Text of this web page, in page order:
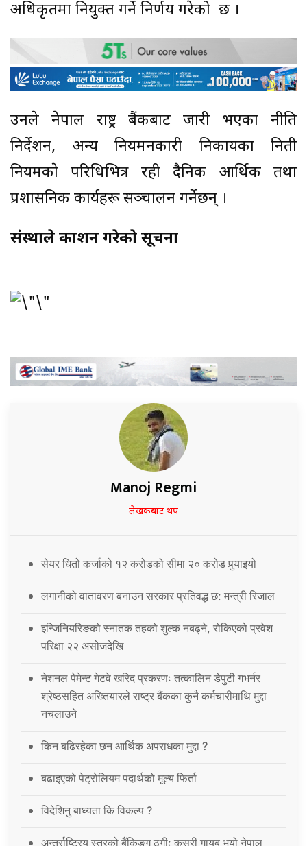
अधिकृतमा नियुक्त गर्ने निर्णय गरेको छ ।
उनले नेपाल राष्ट्र बैंकबाट जारी भएका नीति
निर्देशन, अन्य नियमनकारी निकायका निती
नियमकाे परिधिभित्र रही दैनिक आर्थिक तथा
प्रशासनिक कार्यहरू सञ्चालन गर्नेछन् ।
संस्थाले प्रकाशन गरेकाे सूचना
Manoj Regmi
लेखकबाट थप
सेयर धितो कर्जाको १२ करोडको सीमा २० करोड पुर्‍याइयो
लगानीको वातावरण बनाउन सरकार प्रतिवद्ध छ: मन्त्री रिजाल
इन्जिनियरिङको स्नातक तहको शुल्क नबढ्ने, रोकिएको प्रवेश
परिक्षा २२ असोजदेखि
नेशनल पेमेन्ट गेटवे खरिद प्रकरणः तत्कालिन डेपुटी गभर्नर
श्रेष्ठसहित अख्तियारले राष्ट्र बैंकका कुनै कर्मचारीमाथि मुद्दा
नचलाउने
किन बढिरहेका छन आर्थिक अपराधका मुद्दा ?
बढाइएको पेट्रोलियम पदार्थको मूल्य फिर्ता
विदेशिनु बाध्यता कि विकल्प ?
अन्तर्राष्ट्रिय स्तरको बैंकिङ्ग ठगीः कसरी गायब भयो नेपाल